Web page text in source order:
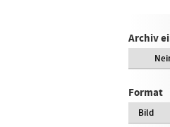
Archiv
Format
Bild